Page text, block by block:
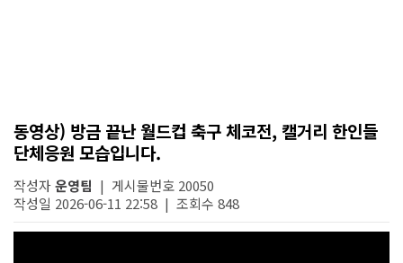
동영상) 방금 끝난 월드컵 축구 체코전, 캘거리 한인들
단체응원 모습입니다.
작성자운영팀 | 게시물번호 20050
작성일 2026-06-11 22:58 | 조회수 848